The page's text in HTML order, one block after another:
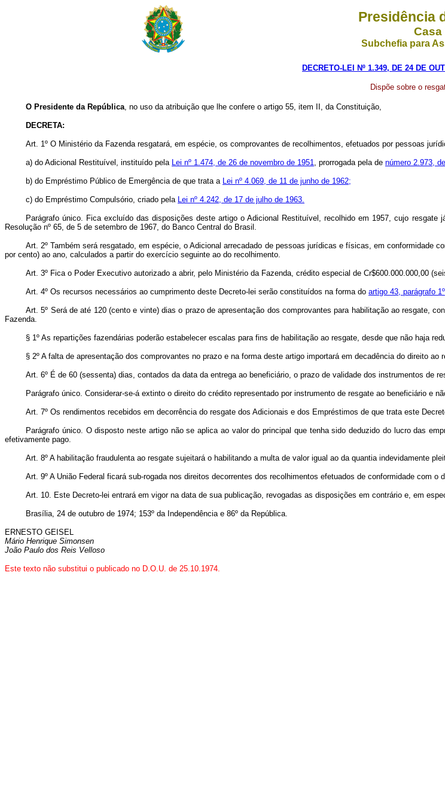
Presidência
Casa
Subchefia para
DECRETO-LEI Nº 1.349, DE 24 DE
Dispõe sobre o
O Presidente da República, no uso da atribuição que lhe confere o artigo 55, item II, da Constituição,
DECRETA:
Art. 1º O Ministério da Fazenda resgatará, em espécie, os comprovantes de recolhimentos, efetuados por pessoas
a) do Adicional Restituível, instituído pela Lei nº 1.474, de 26 de novembro de 1951, prorrogada pela de número 2.973,
b) do Empréstimo Público de Emergência de que trata a Lei nº 4.069, de 11 de junho de 1962;
c) do Empréstimo Compulsório, criado pela Lei nº 4.242, de 17 de julho de 1963.
Parágrafo único. Fica excluído das disposições deste artigo o Adicional Restituível, recolhido em 1957, cujo
Resolução nº 65, de 5 de setembro de 1967, do Banco Central do Brasil.
Art. 2º Também será resgatado, em espécie, o Adicional arrecadado de pessoas jurídicas e físicas, em conformidade
por cento) ao ano, calculados a partir do exercício seguinte ao do recolhimento.
Art. 3º Fica o Poder Executivo autorizado a abrir, pelo Ministério da Fazenda, crédito especial de Cr$600.000.000,00
Art. 4º Os recursos necessários ao cumprimento deste Decreto-lei serão constituídos na forma do artigo 43, parágrafo
Art. 5º Será de até 120 (cento e vinte) dias o prazo de apresentação dos comprovantes para habilitação ao resgate,
Fazenda.
§ 1º As repartições fazendárias poderão estabelecer escalas para fins de habilitação ao resgate, desde que não haja
§ 2º A falta de apresentação dos comprovantes no prazo e na forma deste artigo importará em decadência do direito ao
Art. 6º É de 60 (sessenta) dias, contados da data da entrega ao beneficiário, o prazo de validade dos instrumentos de
Parágrafo único. Considerar-se-á extinto o direito do crédito representado por instrumento de resgate ao beneficiário e
Art. 7º Os rendimentos recebidos em decorrência do resgate dos Adicionais e dos Empréstimos de que trata este
Parágrafo único. O disposto neste artigo não se aplica ao valor do principal que tenha sido deduzido do lucro das
efetivamente pago.
Art. 8º A habilitação fraudulenta ao resgate sujeitará o habilitando a multa de valor igual ao da quantia indevidamente
Art. 9º A União Federal ficará sub-rogada nos direitos decorrentes dos recolhimentos efetuados de conformidade com o
Art. 10. Este Decreto-lei entrará em vigor na data de sua publicação, revogadas as disposições em contrário e, em
Brasília, 24 de outubro de 1974; 153º da Independência e 86º da República.
ERNESTO GEISEL
Mário Henrique Simonsen
João Paulo dos Reis Velloso
Este texto não substitui o publicado no D.O.U. de 25.10.1974.